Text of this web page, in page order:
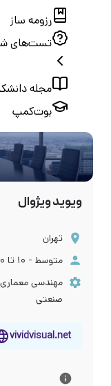
رزومه ساز
تست‌های
مجله
بوت‌کمپ
ویوید ویژوال
تهران
متوسط - ۱۰ تا ۱۰۰ نفر
مهندسی
صنعتی
vividvisual.net